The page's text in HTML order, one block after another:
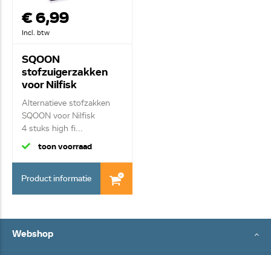
€ 6,99
Incl. btw
SQOON
stofzuigerzakken
voor Nilfisk
82095000 GS/GM
80-90
Alternatieve stofzakken
SQOON voor Nilfisk
4 stuks high fi...
toon voorraad
Product informatie
Webshop